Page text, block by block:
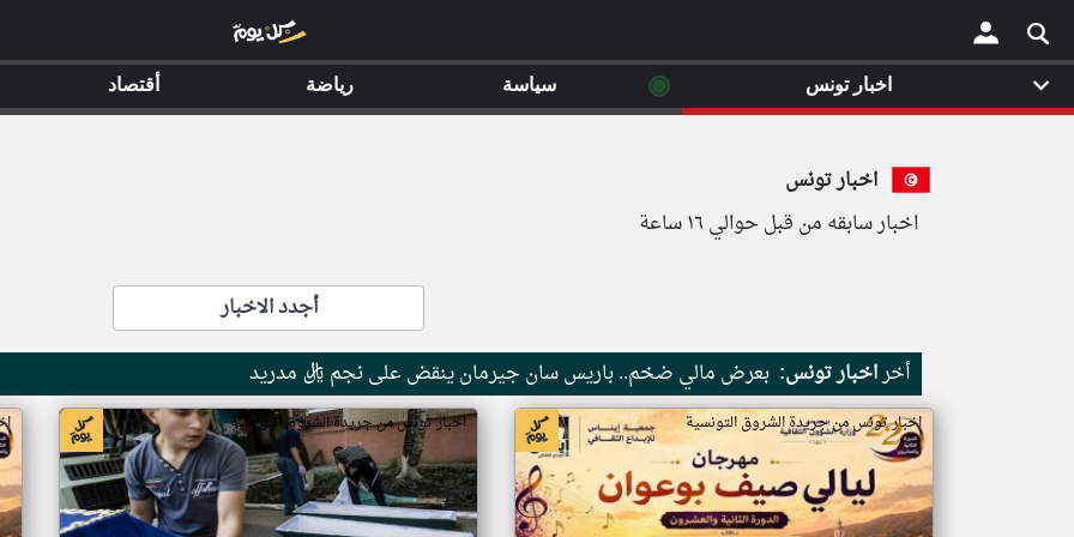
×
اخبار تونس
اخبار سابقه من قبل حوالي ١٦ ساعة
أجدد الاخبار
أخراخبار تونس: بعرض مالي ضخم.. باريس سان جيرمان ينقض على نجم ريال مدريد
اخبار تونس من جريدة الشروق التونسية اخبار تونس من جريدة الشروق التونسية
اخبار تونس ◉ سياسة رياضة أقتصاد